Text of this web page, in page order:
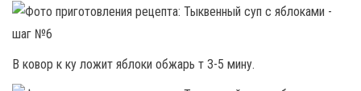
В ковор к ку ложит яблоки обжарь т 3-5 мину.